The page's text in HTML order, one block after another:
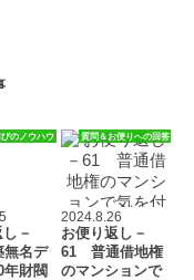
のノウハウ
－
名デ
年財閥
質問＆お便りへの回答
2024.8.26
お便り返し－
61 普通借地権
のマンションで